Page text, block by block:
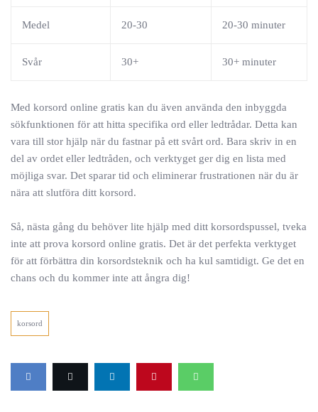
Medel 20-30 20-30 minuter
Svår 30+ 30+ minuter
Med korsord online gratis kan du även använda den inbyggda
sökfunktionen för att hitta specifika ord eller ledtrådar. Detta kan
vara till stor hjälp när du fastnar på ett svårt ord. Bara skriv in en
del av ordet eller ledtråden, och verktyget ger dig en lista med
möjliga svar. Det sparar tid och eliminerar frustrationen när du är
nära att slutföra ditt korsord.
Så, nästa gång du behöver lite hjälp med ditt korsordspussel, tveka
inte att prova korsord online gratis. Det är det perfekta verktyget
för att förbättra din korsordsteknik och ha kul samtidigt. Ge det en
chans och du kommer inte att ångra dig!
korsord